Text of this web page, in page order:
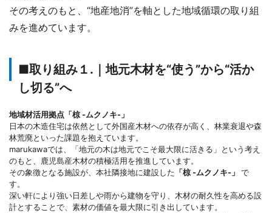
その考えのもと、“地産地消”を軸とした地域循環の取り組
みを進めています。
■取り組み１.｜地元木材を“使う”から“活か
し切る”へ
地域材活用拠点「椋 -ムクノキ-」
日本の木造住宅は依然として外国産木材への依存が高く、林業衰退や森
林荒廃といった課題を抱えています。
marukawaでは、「地元の木は地元でこそ最大限に活きる」という考え
のもと、鹿児島産木材の積極活用を推進しています。
その象徴となる施設が、本社隣接地に建設した 「椋 -ムクノキ-」 で
す。
深い軒により強い日差しや雨から建物を守り、木材の耐久性を高める設
計とすることで、素材の価値を最大限に引き出しています。